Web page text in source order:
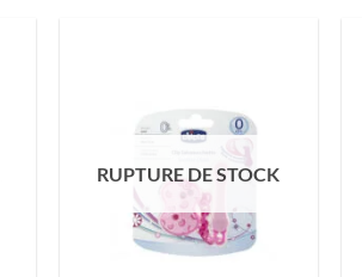
RUPTURE DE STOCK